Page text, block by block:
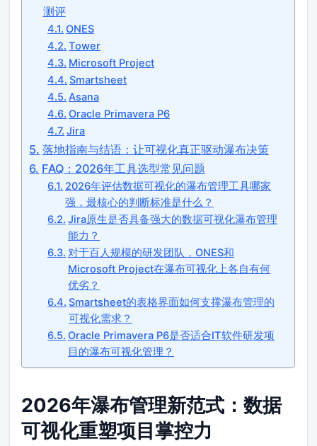
测评
ONES
Tower
Microsoft Project
Smartsheet
Asana
Oracle Primavera P6
Jira
落地指南与结语：让可视化真正驱动瀑布决策
FAQ：2026年工具选型常见问题
2026年评估数据可视化的瀑布管理工具哪家
强，最核心的判断标准是什么？
Jira原生是否具备强大的数据可视化瀑布管理
能力？
对于百人规模的研发团队，ONES和
Microsoft Project在瀑布可视化上各自有何
优劣？
Smartsheet的表格界面如何支撑瀑布管理的
可视化需求？
Oracle Primavera P6是否适合IT软件研发项
目的瀑布可视化管理？
2026年瀑布管理新范式：数据
可视化重塑项目掌控力